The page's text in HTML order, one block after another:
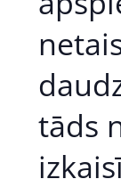
tāds